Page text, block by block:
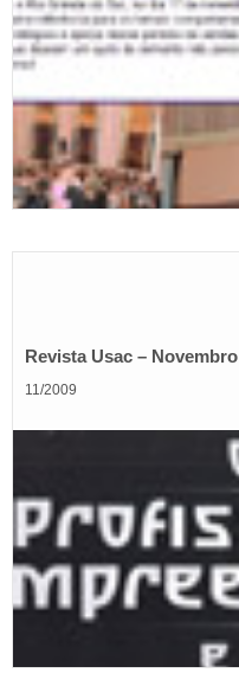
Revista Usac – Novembro
11/2009